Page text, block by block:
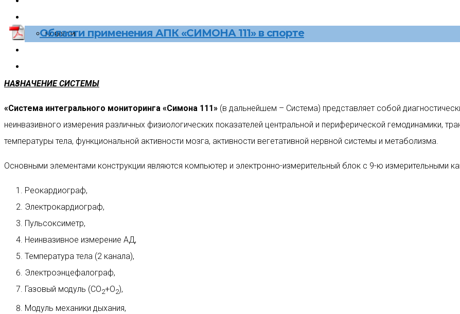
НОВОСТИ
Blockchain
Области применения АПК «СИМОНА 111» в спорте
НАЗНАЧЕНИЕ СИСТЕМЫ
«Система интегрального мониторинга «Симона 111» (в дальнейшем – Система) представляет собой
неинвазивного измерения различных физиологических показателей центральной и периферической гемодинамики,
температуры тела, функциональной активности мозга, активности вегетативной нервной системы и метаболизма.
Основными элементами конструкции являются компьютер и электронно-измерительный блок с 9-ю измерительными
Реокардиограф,
Электрокардиограф,
Пульсоксиметр,
Неинвазивное измерение АД,
Температура тела (2 канала),
Электроэнцефалограф,
Газовый модуль (CO2+O2),
Модуль механики дыхания,